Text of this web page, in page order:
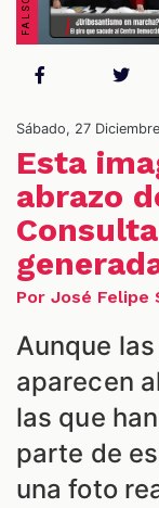
Sábado, 27
Esta
abrazo
Por José Felipe
Aunque
aparecen
las que
parte de
una foto